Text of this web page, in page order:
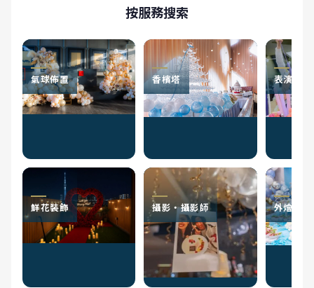
按服務搜索
氣球佈置
鮮花裝飾
香檳塔
攝影・攝影師
表演者
外燴服務